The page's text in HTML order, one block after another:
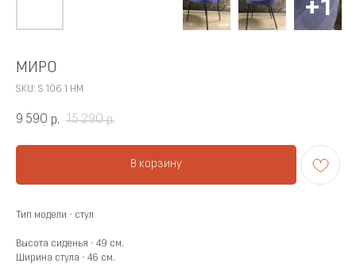
МИРО
SKU: S 106 1 НМ
9 590 р. 15 290 р.
В корзину
Тип модели - стул
Высота сиденья - 49 см.
Ширина стула - 46 см.